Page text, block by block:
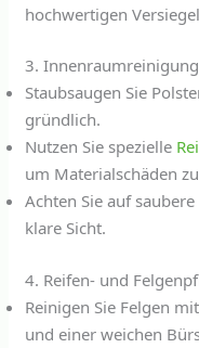
hochwertigen
3. Innenraumreinigung
Staubsaugen Sie
gründlich.
Nutzen Sie spezielle
um Materialschäden
Achten Sie auf
klare Sicht.
4. Reifen- und
Reinigen Sie Felgen
und einer weichen